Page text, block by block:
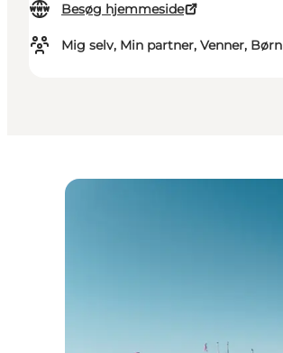
Besøg hjemmeside
Mig selv, Min partner, Venner, Børn